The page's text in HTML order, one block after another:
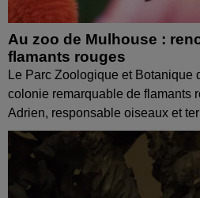
Au zoo de Mulhouse :
flamants rouges
Le Parc Zoologique et Botanique
colonie remarquable de flamants
Adrien, responsable oiseaux et